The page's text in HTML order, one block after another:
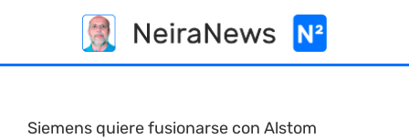
content
Siemens quiere fusionarse con Alstom